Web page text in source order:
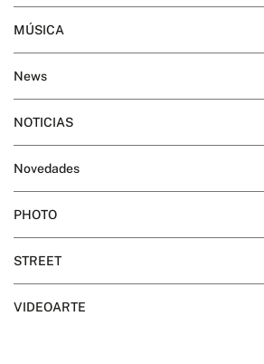
MÚSICA
News
NOTICIAS
Novedades
PHOTO
STREET
VIDEOARTE